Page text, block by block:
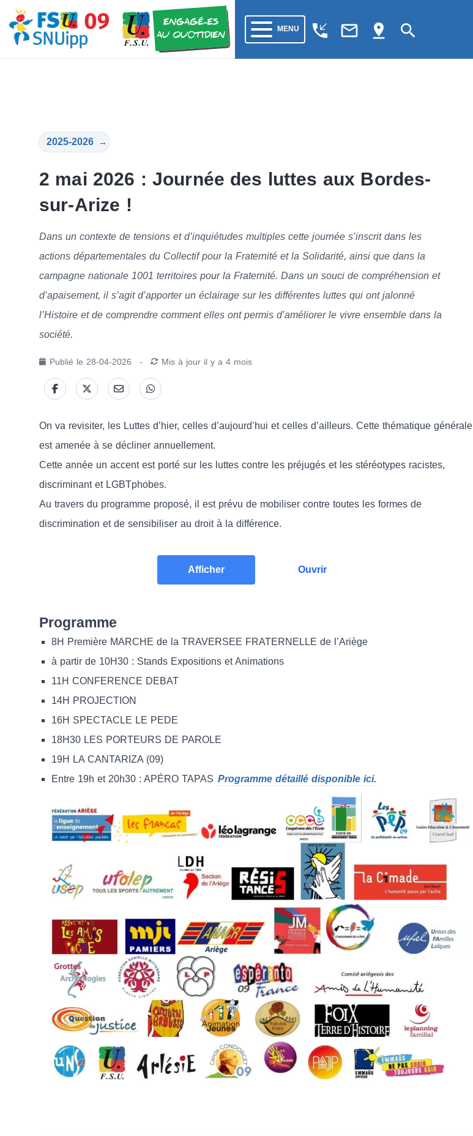
MENU phone_callback mail_outline pin_drop search
2025-2026 →
2 mai 2026 : Journée des luttes aux Bordes-
sur-Arize !
Dans un contexte de tensions et d’inquiétudes multiples cette journée s’inscrit dans les
actions départementales du Collectif pour la Fraternité et la Solidarité, ainsi que dans la
campagne nationale 1001 territoires pour la Fraternité. Dans un souci de compréhension et
d’apaisement, il s’agit d’apporter un éclairage sur les différentes luttes qui ont jalonné
l’Histoire et de comprendre comment elles ont permis d’améliorer le vivre ensemble dans la
société.
Publié le 28-04-2026 - Mis à jour il y a 4 mois
On va revisiter, les Luttes d’hier, celles d’aujourd’hui et celles d’ailleurs. Cette thématique générale
est amenée à se décliner annuellement.
Cette année un accent est porté sur les luttes contre les préjugés et les stéréotypes racistes,
discriminant et LGBTphobes.
Au travers du programme proposé, il est prévu de mobiliser contre toutes les formes de
discrimination et de sensibiliser au droit à la différence.
Afficher Ouvrir
Programme
8H Première MARCHE de la TRAVERSEE FRATERNELLE de l’Ariège
à partir de 10H30 : Stands Expositions et Animations
11H CONFERENCE DEBAT
14H PROJECTION
16H SPECTACLE LE PEDE
18H30 LES PORTEURS DE PAROLE
19H LA CANTARIZA (09)
Entre 19h et 20h30 : APÉRO TAPAS Programme détaillé disponible ici.